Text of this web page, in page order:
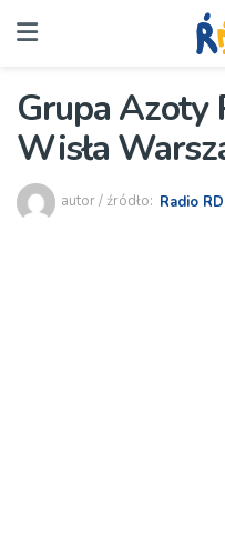
Grupa Azoty
Wisła
autor / źródło: Radio